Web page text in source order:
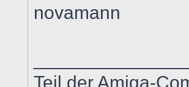
novamann
Teil der Amiga-